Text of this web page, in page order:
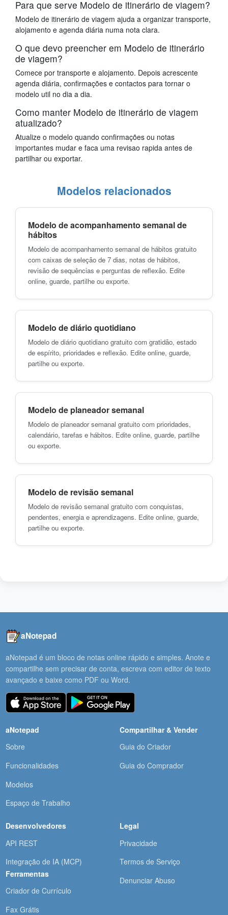
Para que serve Modelo de itinerário de viagem?
Modelo de itinerário de viagem ajuda a organizar transporte,
alojamento e agenda diária numa nota clara.
O que devo preencher em Modelo de itinerário
de viagem?
Comece por transporte e alojamento. Depois acrescente
agenda diária, confirmações e contactos para tornar o
modelo util no dia a dia.
Como manter Modelo de itinerário de viagem
atualizado?
Atualize o modelo quando confirmações ou notas
importantes mudar e faca uma revisao rapida antes de
partilhar ou exportar.
Modelos relacionados
Modelo de acompanhamento semanal de
hábitos
Modelo de acompanhamento semanal de hábitos gratuito
com caixas de seleção de 7 dias, notas de hábitos,
revisão de sequências e perguntas de reflexão. Edite
online, guarde, partilhe ou exporte.
Modelo de diário quotidiano
Modelo de diário quotidiano gratuito com gratidão, estado
de espírito, prioridades e reflexão. Edite online, guarde,
partilhe ou exporte.
Modelo de planeador semanal
Modelo de planeador semanal gratuito com prioridades,
calendário, tarefas e hábitos. Edite online, guarde, partilhe
ou exporte.
Modelo de revisão semanal
Modelo de revisão semanal gratuito com conquistas,
pendentes, energia e aprendizagens. Edite online, guarde,
partilhe ou exporte.
aNotepad
aNotepad é um bloco de notas online rápido e simples. Anote e
compartilhe sem precisar de conta, escreva com editor de texto
avançado e baixe como PDF ou Word.
aNotepad
Sobre
Funcionalidades
Modelos
Espaço de Trabalho
Compartilhar & Vender
Guia do Criador
Guia do Comprador
Desenvolvedores
API REST
Integração de IA (MCP)
Ferramentas
Criador de Currículo
Fax Grátis
Legal
Privacidade
Termos de Serviço
Denunciar Abuso